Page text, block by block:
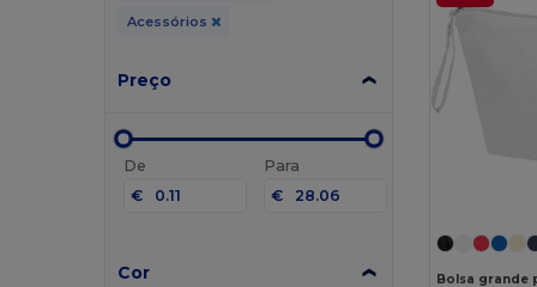
Acessórios
Preço
De
€
Para
€
Cor